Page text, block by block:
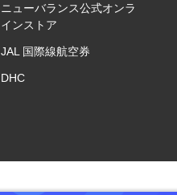
ニューバランス公式オンラ
インストア
JAL 国際線航空券
DHC